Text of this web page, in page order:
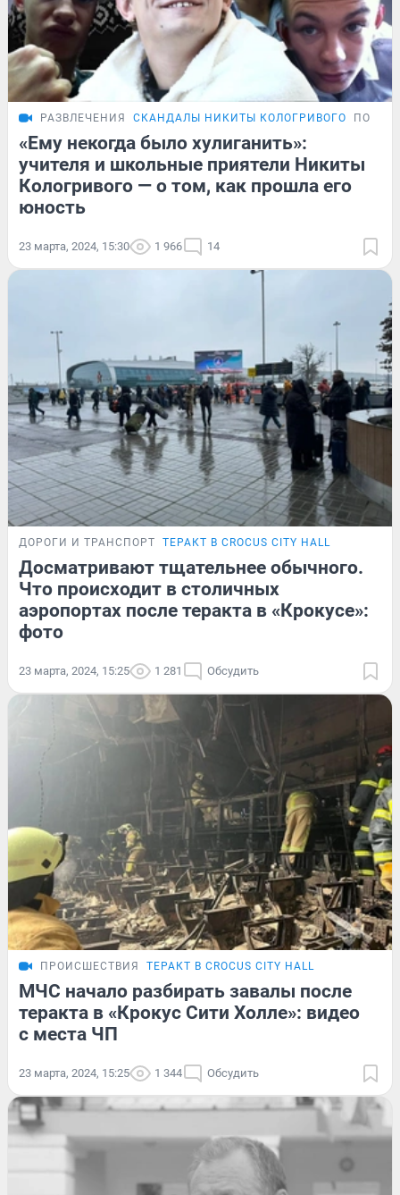
РАЗВЛЕЧЕНИЯ СКАНДАЛЫ НИКИТЫ КОЛОГРИВОГО
«Ему некогда было хулиганить»:
учителя и школьные приятели Никиты
Кологривого — о том, как прошла его
юность
23 марта, 2024, 15:30 1 966 14
ДОРОГИ И ТРАНСПОРТ ТЕРАКТ В CROCUS CITY HALL
Досматривают тщательнее обычного.
Что происходит в столичных
аэропортах после теракта в «Крокусе»:
фото
23 марта, 2024, 15:25 1 281 Обсудить
ПРОИСШЕСТВИЯ ТЕРАКТ В CROCUS CITY HALL
МЧС начало разбирать завалы после
теракта в «Крокус Сити Холле»: видео
с места ЧП
23 марта, 2024, 15:25 1 344 Обсудить